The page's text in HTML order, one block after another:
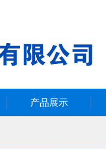
产品展示